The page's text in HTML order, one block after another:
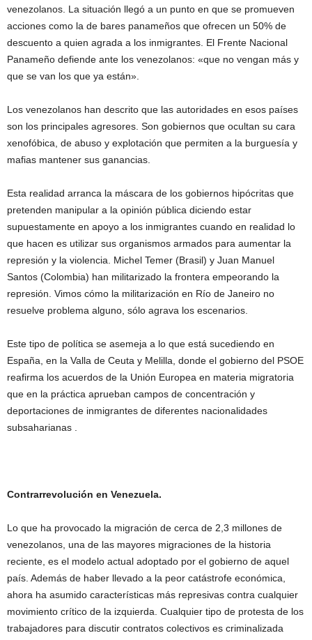
venezolanos. La situación llegó a un punto en que se promueven
acciones como la de bares panameños que ofrecen un 50% de
descuento a quien agrada a los inmigrantes. El Frente Nacional
Panameño defiende ante los venezolanos: «que no vengan más y
que se van los que ya están».
Los venezolanos han descrito que las autoridades en esos países
son los principales agresores. Son gobiernos que ocultan su cara
xenofóbica, de abuso y explotación que permiten a la burguesía y
mafias mantener sus ganancias.
Esta realidad arranca la máscara de los gobiernos hipócritas que
pretenden manipular a la opinión pública diciendo estar
supuestamente en apoyo a los inmigrantes cuando en realidad lo
que hacen es utilizar sus organismos armados para aumentar la
represión y la violencia. Michel Temer (Brasil) y Juan Manuel
Santos (Colombia) han militarizado la frontera empeorando la
represión. Vimos cómo la militarización en Río de Janeiro no
resuelve problema alguno, sólo agrava los escenarios.
Este tipo de política se asemeja a lo que está sucediendo en
España, en la Valla de Ceuta y Melilla, donde el gobierno del PSOE
reafirma los acuerdos de la Unión Europea en materia migratoria
que en la práctica aprueban campos de concentración y
deportaciones de inmigrantes de diferentes nacionalidades
subsaharianas .
Contrarrevolución en Venezuela.
Lo que ha provocado la migración de cerca de 2,3 millones de
venezolanos, una de las mayores migraciones de la historia
reciente, es el modelo actual adoptado por el gobierno de aquel
país. Además de haber llevado a la peor catástrofe económica,
ahora ha asumido características más represivas contra cualquier
movimiento crítico de la izquierda. Cualquier tipo de protesta de los
trabajadores para discutir contratos colectivos es criminalizada